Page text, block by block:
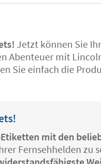
Jetzt können Sie
Abenteuer mit
Sie einfach die
mit den
Fernsehhelden